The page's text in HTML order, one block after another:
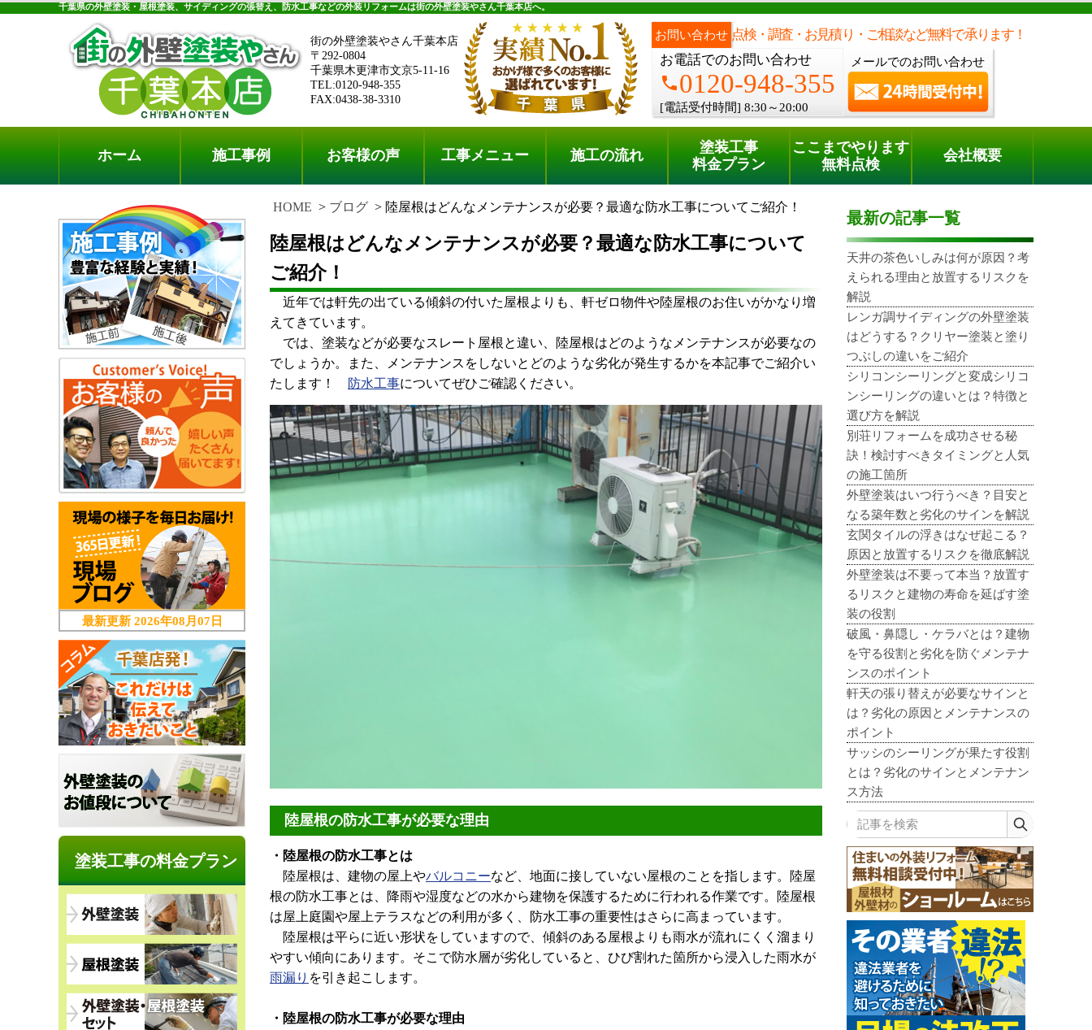
千葉県の外壁塗装・屋根塗装、サイディングの張替え、防水工事などの外装リフォームは街の外壁塗装やさん千葉本店へ。
街の外壁塗装やさん千葉本店
〒292-0804
千葉県木更津市文京5-11-16
TEL:0120-948-355
FAX:0438-38-3310
お問い合わせ 点検・調査・お見積り・ご相談など無料で承ります！
お電話でのお問い合わせ
phone0120-948-355
[電話受付時間] 8:30～20:00
メールでのお問い合わせ
料金プラン 無料点検
電話でのご相談 [8:30～20:00]
phone0120-948-355
ホーム 施工事例 お客様の声 工事メニュー 施工の流れ
塗装工事
料金プラン
ここまでやります
無料点検
会社概要
HOME ブログ 陸屋根はどんなメンテナンスが必要？最適な防水工事についてご紹介！
陸屋根はどんなメンテナンスが必要？最適な防水工事について
ご紹介！
近年では軒先の出ている傾斜の付いた屋根よりも、軒ゼロ物件や陸屋根のお住いがかなり増
えてきています。
では、塗装などが必要なスレート屋根と違い、陸屋根はどのようなメンテナンスが必要なの
でしょうか。また、メンテナンスをしないとどのような劣化が発生するかを本記事でご紹介い
たします！
防水工事についてぜひご確認ください。
陸屋根の防水工事が必要な理由
・陸屋根の防水工事とは
陸屋根は、建物の屋上やバルコニーなど、地面に接していない屋根のことを指します。陸屋
根の防水工事とは、降雨や湿度などの水から建物を保護するために行われる作業です。陸屋根
は屋上庭園や屋上テラスなどの利用が多く、防水工事の重要性はさらに高まっています。
陸屋根は平らに近い形状をしていますので、傾斜のある屋根よりも雨水が流れにくく溜まり
やすい傾向にあります。そこで防水層が劣化していると、ひび割れた箇所から浸入した雨水が
雨漏り を引き起こします。
・陸屋根の防水工事が必要な理由
最新の記事一覧
天井の茶色いしみは何が原因？考
えられる理由と放置するリスクを
解説
レンガ調サイディングの外壁塗装
はどうする？クリヤー塗装と塗り
つぶしの違いをご紹介
シリコンシーリングと変成シリコ
ンシーリングの違いとは？特徴と
選び方を解説
別荘リフォームを成功させる秘
訣！検討すべきタイミングと人気
の施工箇所
外壁塗装はいつ行うべき？目安と
なる築年数と劣化のサインを解説
玄関タイルの浮きはなぜ起こる？
原因と放置するリスクを徹底解説
外壁塗装は不要って本当？放置す
るリスクと建物の寿命を延ばす塗
装の役割
破風・鼻隠し・ケラバとは？建物
を守る役割と劣化を防ぐメンテナ
ンスのポイント
軒天の張り替えが必要なサインと
は？劣化の原因とメンテナンスの
ポイント
サッシのシーリングが果たす役割
とは？劣化のサインとメンテナン
ス方法
記事を検索
最新更新 2026年08月07日
塗装工事の料金プラン